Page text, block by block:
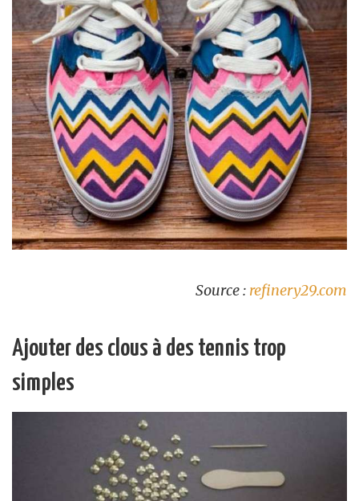
Source : refinery29.com
Ajouter des clous à des tennis trop
simples